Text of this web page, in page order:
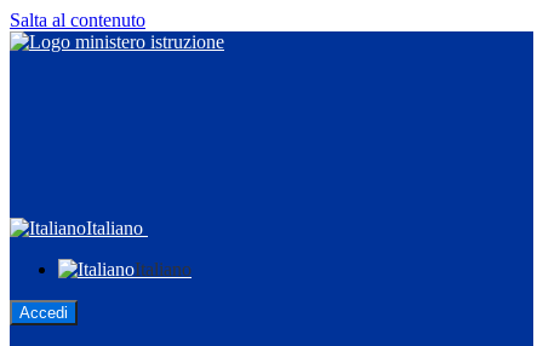
Salta al contenuto
Italiano
Italiano
Accedi